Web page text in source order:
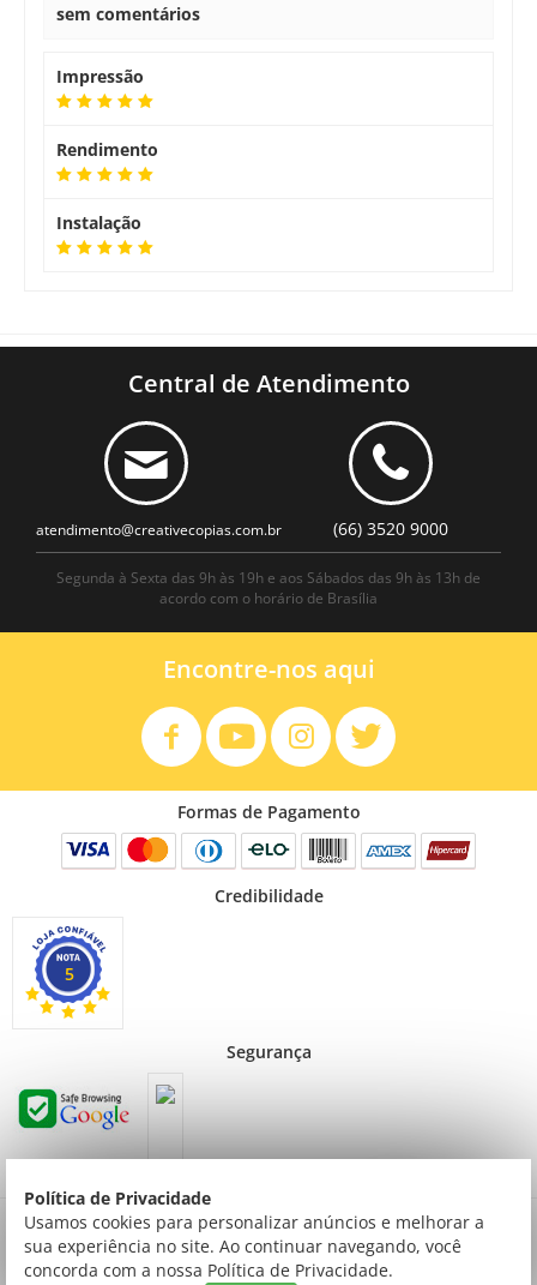
Política de Privacidade
Usamos cookies para personalizar anúncios e melhorar a
sua experiência no site. Ao continuar navegando, você
concorda com a nossa Política de Privacidade.
sem comentários
Impressão
Rendimento
Instalação
Central de Atendimento
atendimento@creativecopias.com.br (66) 3520 9000
Segunda à Sexta das 9h às 19h e aos Sábados das 9h às 13h de
acordo com o horário de Brasília
Encontre-nos aqui
Formas de Pagamento
Credibilidade
5
Segurança
Preços válidos para consumidor final não contribuinte. Preços exclusivos para compras
via internet.
© Todos os direitos reservados | Creative Cópias LTDA | Av. ingás, 2314 Setor Comercial
| Sinop/MT | 78550-092 | Tel: (066) 3520-9000 | CNPJ: 03.769.753/0001-54